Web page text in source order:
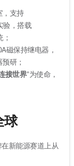
，支持
验，搭载
；
磁保持继电器，
预研；
接世界”为使命，
球
新能源赛道上从